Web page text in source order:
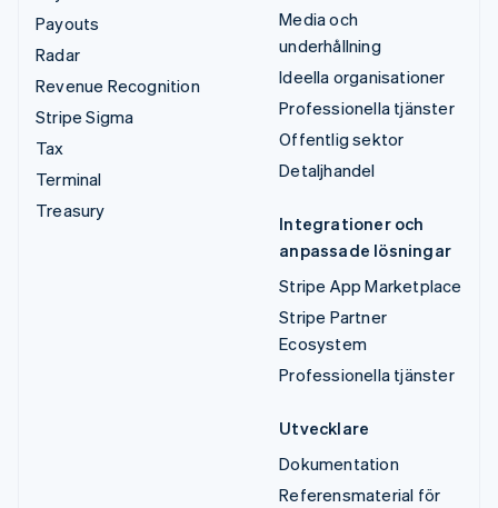
Payouts
Radar
Revenue Recognition
Stripe Sigma
Tax
Terminal
Treasury
Media och
underhållning
Ideella organisationer
Professionella tjänster
Offentlig sektor
Detaljhandel
Integrationer och
anpassade lösningar
Stripe App Marketplace
Stripe Partner
Ecosystem
Professionella tjänster
Utvecklare
Dokumentation
Referensmaterial för